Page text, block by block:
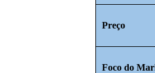
Preço
Foco do